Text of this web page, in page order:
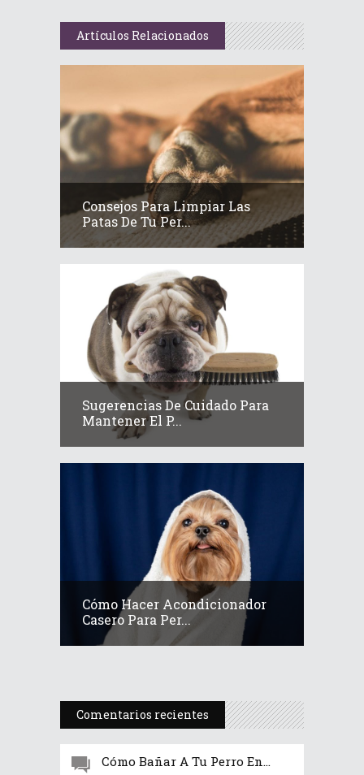
Artículos Relacionados
Consejos Para Limpiar Las
Patas De Tu Per...
Sugerencias De Cuidado Para
Mantener El P...
Cómo Hacer Acondicionador
Casero Para Per...
Comentarios recientes
Cómo Bañar A Tu Perro En...